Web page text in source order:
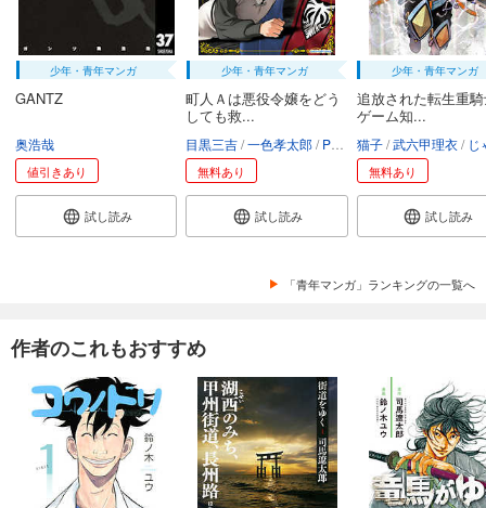
試し読み
あらすじを表示する
【分冊版】竜馬がゆく(39)
カート
試し読み
カート
あらすじを表示する
【分冊版】竜馬がゆく(41)
74円 (税込)
カート
試し読み
少年・青年マンガ
GANTZ
奥浩哉
値引きあり
試し読み
少年・青年マンガ
町人Ａは悪役令嬢をどう
しても救...
目黒三吉 一色孝太郎 Parum
無料あり
試し読み
少年・青年マンガ
追放された転生重
ゲーム知...
猫子 武六甲理衣 じゃ
無料あり
試し読み
「青年マンガ」ランキングの一覧へ
作者のこれもおすすめ